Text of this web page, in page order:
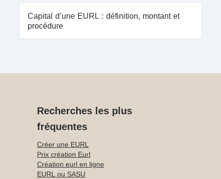
Capital d’une EURL : définition, montant et
procédure
Recherches les plus
fréquentes
Créer une EURL
Prix création Eurl
Création eurl en ligne
EURL ou SASU